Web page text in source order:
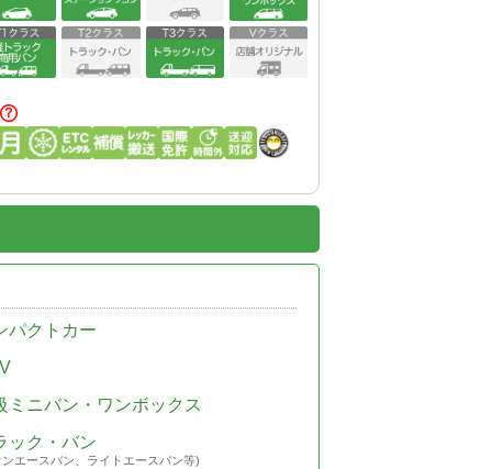
パクトカー
ミニバン・ワンボックス
ック・バン
エースバン、ライトエースバン等)